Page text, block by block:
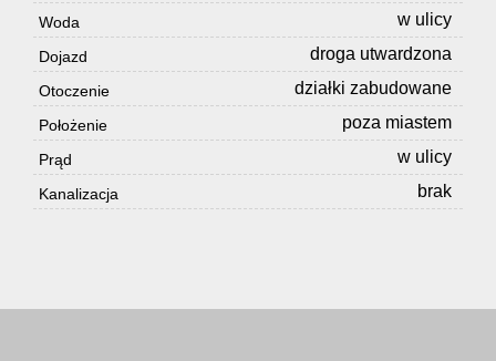
Woda w ulicy
Dojazd droga utwardzona
Otoczenie działki zabudowane
Położenie poza miastem
Prąd w ulicy
Kanalizacja brak